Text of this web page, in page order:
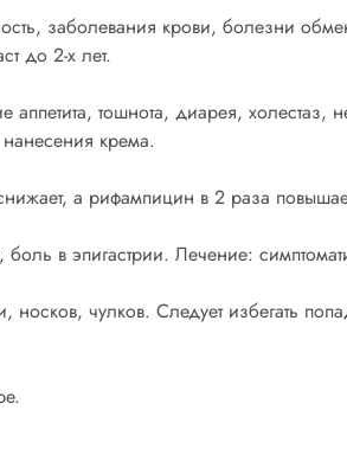
заболевания крови, болезни
до 2-х лет.
тошнота, диарея, холестаз,
крема.
а рифампицин в 2 раза
в эпигастрии. Лечение:
чулков. Следует избегать